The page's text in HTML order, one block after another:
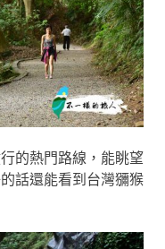
的熱門路線，能眺望
話還能看到台灣獼猴